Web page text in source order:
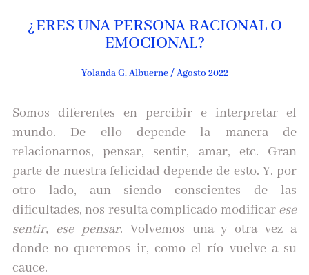
¿ERES UNA PERSONA RACIONAL O
EMOCIONAL?
Yolanda G. Albuerne / Agosto 2022
Somos diferentes en percibir e interpretar el
mundo. De ello depende la manera de
relacionarnos, pensar, sentir, amar, etc. Gran
parte de nuestra felicidad depende de esto. Y, por
otro lado, aun siendo conscientes de las
dificultades, nos resulta complicado modificar ese
sentir, ese pensar. Volvemos una y otra vez a
donde no queremos ir, como el río vuelve a su
cauce.